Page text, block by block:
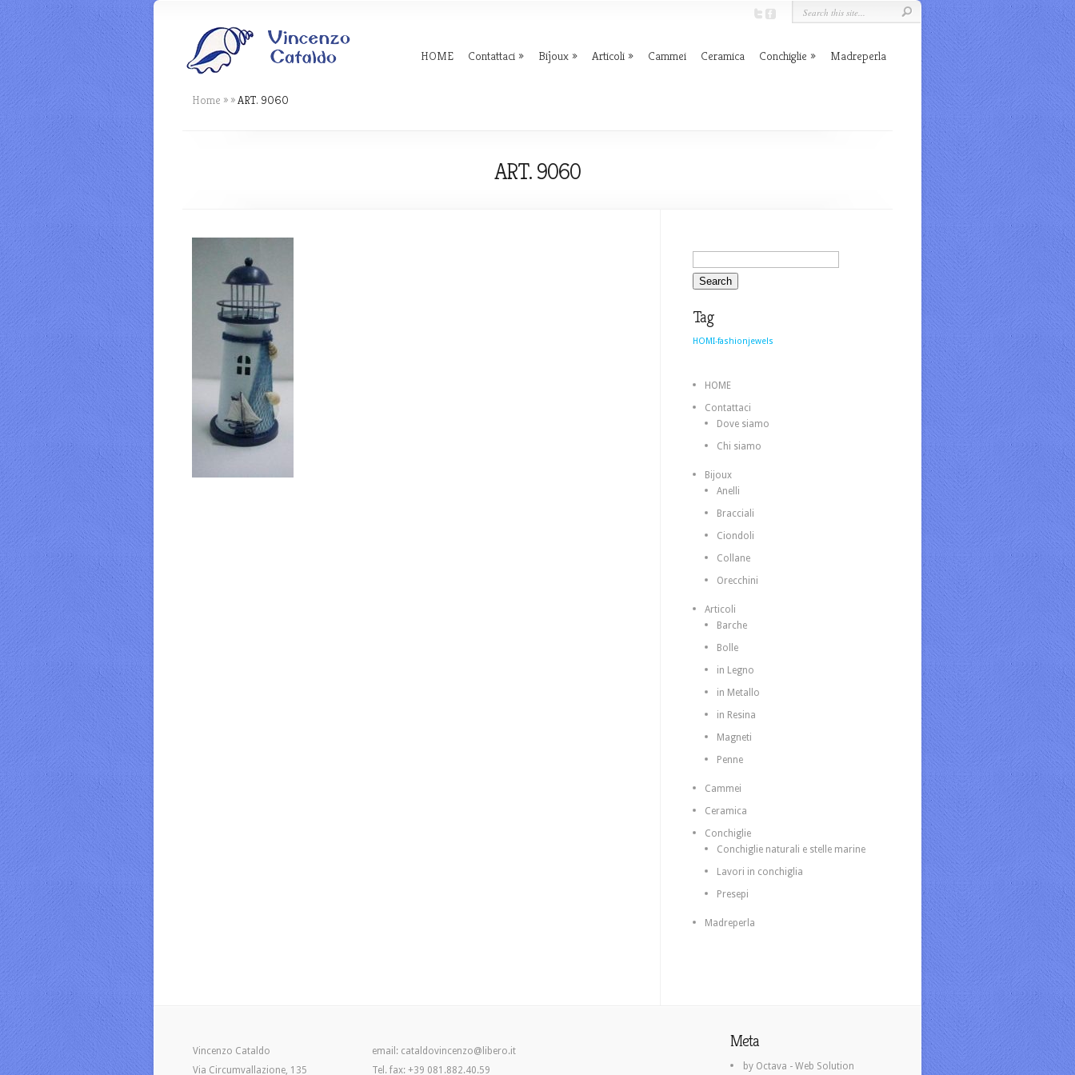
HOME Contattaci Bijoux Articoli Cammei Ceramica Conchiglie Madreperla
Home » »ART. 9060
ART. 9060
Tag
HOMI-fashionjewels
HOME
Contattaci
Dove siamo
Chi siamo
Bijoux
Anelli
Bracciali
Ciondoli
Collane
Orecchini
Articoli
Barche
Bolle
in Legno
in Metallo
in Resina
Magneti
Penne
Cammei
Ceramica
Conchiglie
Conchiglie naturali e stelle marine
Lavori in conchiglia
Presepi
Madreperla
Vincenzo Cataldo
Via Circumvallazione, 135
email: cataldovincenzo@libero.it
Tel. fax: +39 081.882.40.59
Meta
by Octava - Web Solution